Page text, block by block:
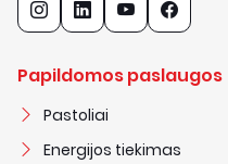
Papildomos paslaugos
Pastoliai
Energijos tiekimas